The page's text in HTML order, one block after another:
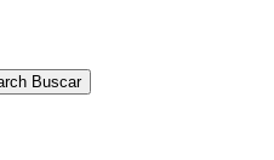
Buscar